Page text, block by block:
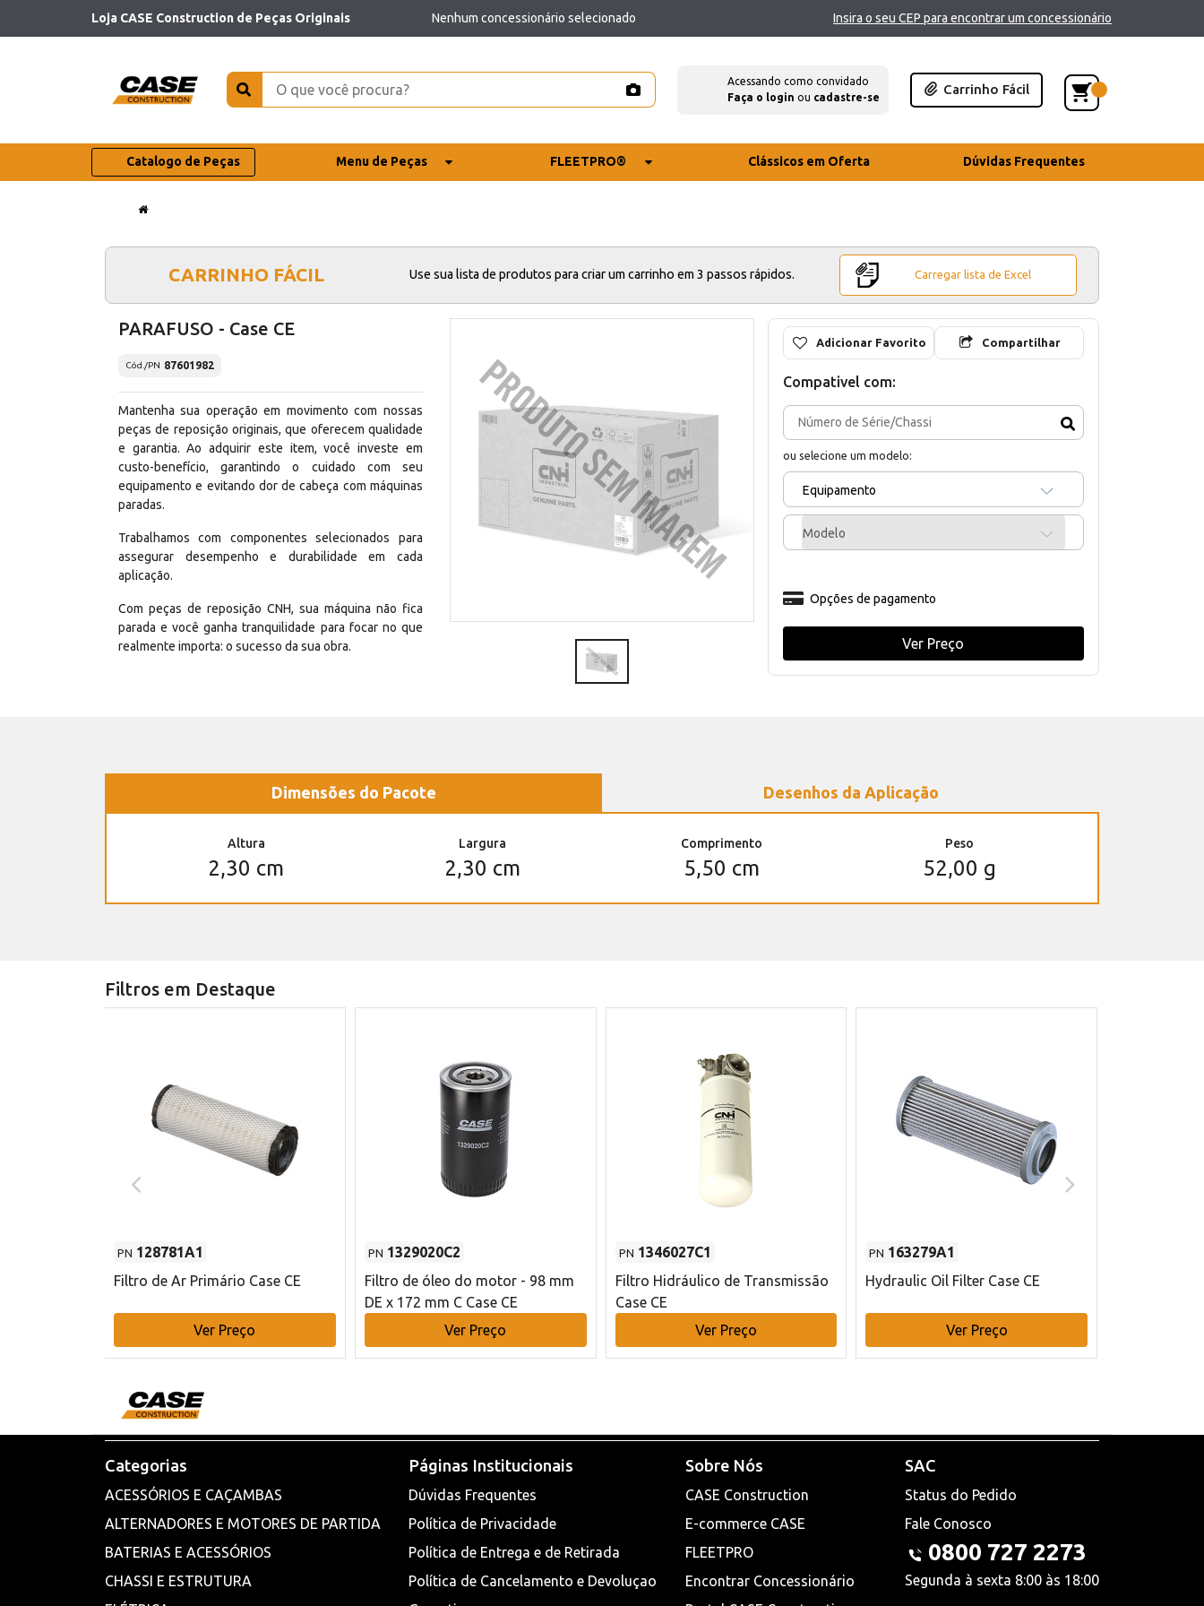
Loja CASE Construction de Peças Originais Nenhum concessionário selecionado Insira o seu CEP para encontrar um concessionário
Acessando como convidado
Faça o login ou cadastre-se
Carrinho Fácil
Catalogo de Peças Menu de Peças FLEETPRO® Clássicos em Oferta Dúvidas Frequentes
CARRINHO FÁCIL Use sua lista de produtos para criar um carrinho em 3 passos rápidos. Carregar lista de Excel
PARAFUSO - Case CE
Cód./PN 87601982
Mantenha sua operação em movimento com nossas
peças de reposição originais, que oferecem qualidade
e garantia. Ao adquirir este item, você investe em
custo-benefício, garantindo o cuidado com seu
equipamento e evitando dor de cabeça com máquinas
paradas.
Trabalhamos com componentes selecionados para
assegurar desempenho e durabilidade em cada
aplicação.
Com peças de reposição CNH, sua máquina não fica
parada e você ganha tranquilidade para focar no que
realmente importa: o sucesso da sua obra.
Adicionar Favorito Compartilhar
Compativel com:
ou selecione um modelo:
Equipamento
Modelo
Opções de pagamento
Ver Preço
Dimensões do Pacote Desenhos da Aplicação
Altura
2,30 cm
Largura
2,30 cm
Comprimento
5,50 cm
Peso
52,00 g
Filtros em Destaque
PN 128781A1
Filtro de Ar Primário Case CE
Ver Preço
PN 1329020C2
Filtro de óleo do motor - 98 mm
DE x 172 mm C Case CE
Ver Preço
PN 1346027C1
Filtro Hidráulico de Transmissão
Case CE
Ver Preço
PN 163279A1
Hydraulic Oil Filter Case CE
Ver Preço
Categorias
ACESSÓRIOS E CAÇAMBAS
ALTERNADORES E MOTORES DE PARTIDA
BATERIAS E ACESSÓRIOS
CHASSI E ESTRUTURA
Páginas Institucionais
Dúvidas Frequentes
Política de Privacidade
Política de Entrega e de Retirada
Política de Cancelamento e Devoluçao
Sobre Nós
CASE Construction
E-commerce CASE
FLEETPRO
Encontrar Concessionário
SAC
Status do Pedido
Fale Conosco
0800 727 2273
Segunda à sexta 8:00 às 18:00